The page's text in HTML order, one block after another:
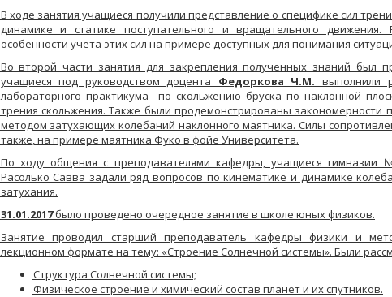
В ходе занятия учащиеся получили представление о специфике сил
динамике и статике поступательного и вращательного
особенности учета этих сил на примере доступных для понимания
Во второй части занятия для закрепления полученных знаний был
учащиеся под руководством доцента Федоркова Ч.М. выполнили
лабораторного практикума по скольжению бруска по наклонной
трения скольжения. Также были продемонстрированы закономерности
методом затухающих колебаний наклонного маятника. Силы
также, на примере маятника Фуко в фойе Университета.
По ходу общения с преподавателями кафедры, учащиеся гимназии
Расолько Савва задали ряд вопросов по кинематике и динамике
затухания.
31.01.2017было проведено очередное занятие в школе юных физиков.
Занятие проводил старший преподаватель кафедры физики и
лекционном формате на тему: «Строение Солнечной системы». Были
Структура Солнечной системы;
Физическое строение и химический состав планет и их спутников.